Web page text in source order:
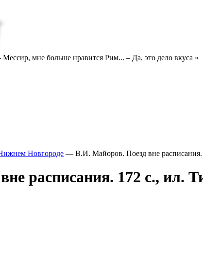
мне больше нравится Рим... – Да, это дело вкуса »
Новгороде — В.И. Майоров. Поезд вне расписания.
расписания. 172 с., ил.